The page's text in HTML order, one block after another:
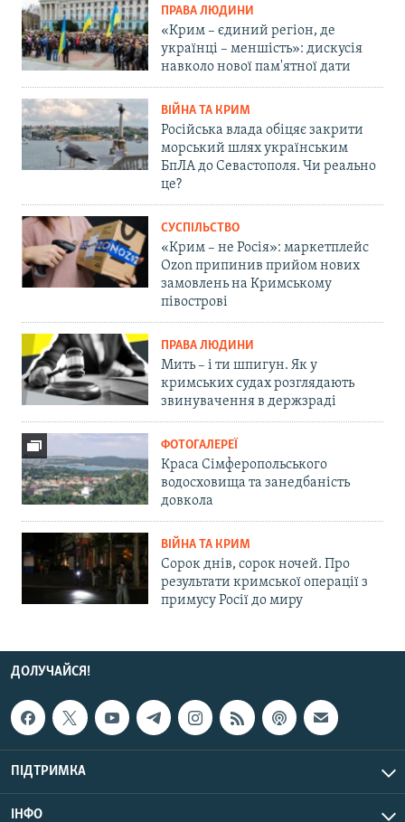
ПРАВА ЛЮДИНИ
«Крим – єдиний регіон, де
українці – меншість»: дискусія
навколо нової пам'ятної дати
ВІЙНА ТА КРИМ
Російська влада обіцяє закрити
морський шлях українським
БпЛА до Севастополя. Чи реально
це?
СУСПІЛЬСТВО
«Крим – не Росія»: маркетплейс
Ozon припинив прийом нових
замовлень на Кримському
півострові
ПРАВА ЛЮДИНИ
Мить – і ти шпигун. Як у
кримських судах розглядають
звинувачення в держзраді
ФОТОГАЛЕРЕЇ
Краса Сімферопольського
водосховища та занедбаність
довкола
ВІЙНА ТА КРИМ
Сорок днів, сорок ночей. Про
результати кримської операції з
примусу Росії до миру
ДОЛУЧАЙСЯ!
ПІДТРИМКА
ІНФО